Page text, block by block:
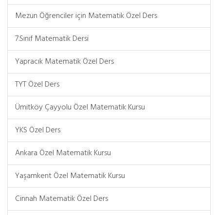
Mezun Öğrenciler için Matematik Özel Ders
7.Sınıf Matematik Dersi
Yapracık Matematik Özel Ders
TYT Özel Ders
Ümitköy Çayyolu Özel Matematik Kursu
YKS Özel Ders
Ankara Özel Matematik Kursu
Yaşamkent Özel Matematik Kursu
Cinnah Matematik Özel Ders